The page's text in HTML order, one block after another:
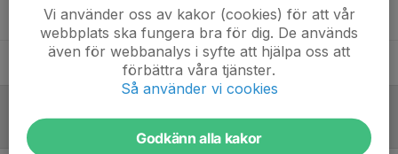
Sara BerghTränare
Huvudtränare
Referat
Vi använder oss av kakor (cookies) för att vår
webbplats ska fungera bra för dig. De används
även för webbanalys i syfte att hjälpa oss att
förbättra våra tjänster.
Så använder vi cookies
Godkänn alla kakor